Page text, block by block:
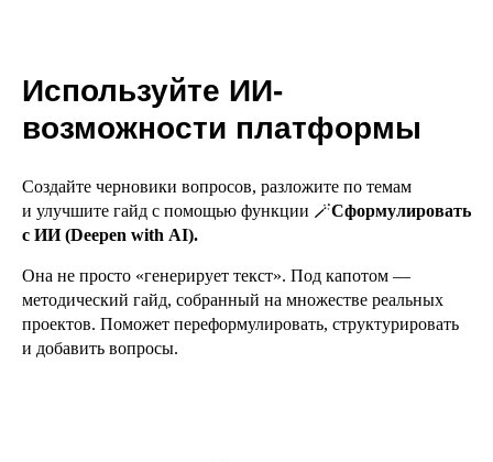
Используйте ИИ-
возможности платформы
Создайте черновики вопросов, разложите по темам
и улучшите гайд с помощью функции 🪄Сформулировать
с ИИ (Deepen with AI).
Она не просто «генерирует текст». Под капотом —
методический гайд, собранный на множестве реальных
проектов. Поможет переформулировать, структурировать
и добавить вопросы.